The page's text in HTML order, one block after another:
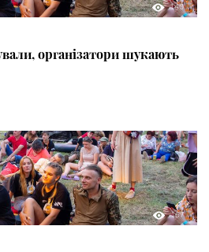
140
організатори шукають
167